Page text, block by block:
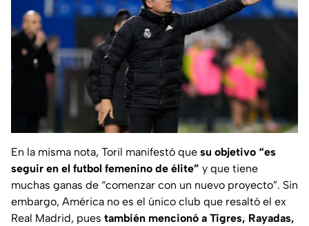
En la misma nota, Toril manifestó que su objetivo “es
seguir en el futbol femenino de élite” y que tiene
muchas ganas de “comenzar con un nuevo proyecto”. Sin
embargo, América no es el único club que resaltó el ex
Real Madrid, pues también mencionó a Tigres, Rayadas,